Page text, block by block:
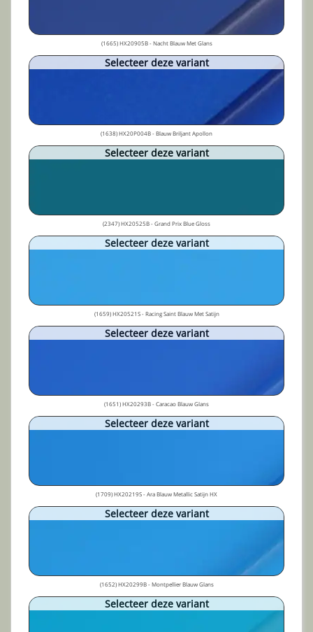
(1665) HX20905B - Nacht Blauw Met Glans
Selecteer deze variant
(1638) HX20P004B - Blauw Briljant Apollon
Selecteer deze variant
(2347) HX20525B - Grand Prix Blue Gloss
Selecteer deze variant
(1659) HX20521S - Racing Saint Blauw Met Satijn
Selecteer deze variant
(1651) HX20293B - Caracao Blauw Glans
Selecteer deze variant
(1709) HX20219S - Ara Blauw Metallic Satijn HX
Selecteer deze variant
(1652) HX20299B - Montpellier Blauw Glans
Selecteer deze variant